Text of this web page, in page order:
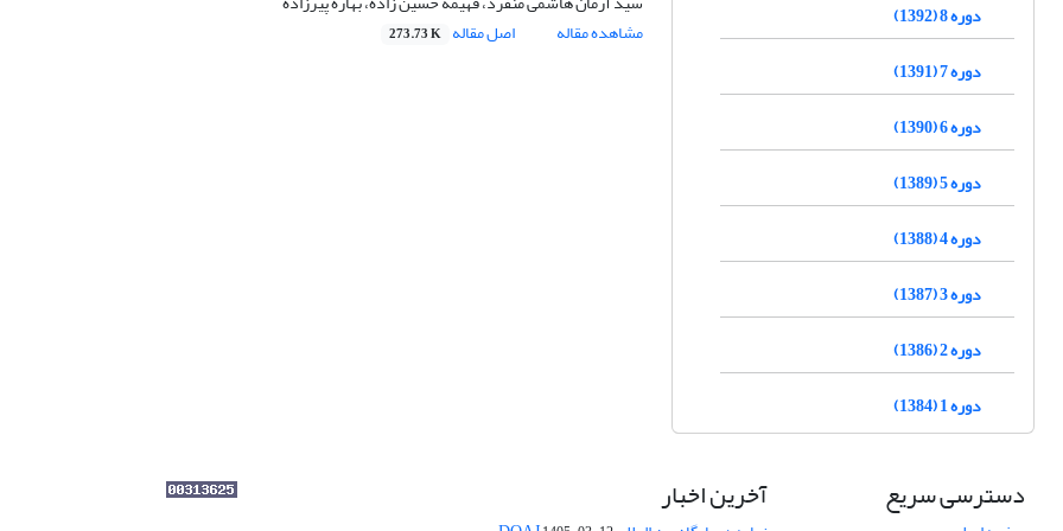
مشاهده مقاله
اصل مقاله 273.73 K
دوره 8 (1392)
دوره 7 (1391)
دوره 6 (1390)
دوره 5 (1389)
دوره 4 (1388)
دوره 3 (1387)
دوره 2 (1386)
دوره 1 (1384)
دسترسی سریع آخرین اخبار